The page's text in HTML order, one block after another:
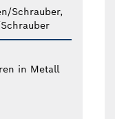
Schrauber,
in Metall